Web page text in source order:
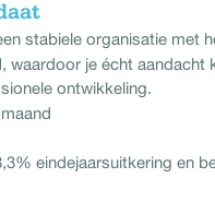
stabiele organisatie met
, waardoor je écht aandacht
ontwikkeling.
eindejaarsuitkering en